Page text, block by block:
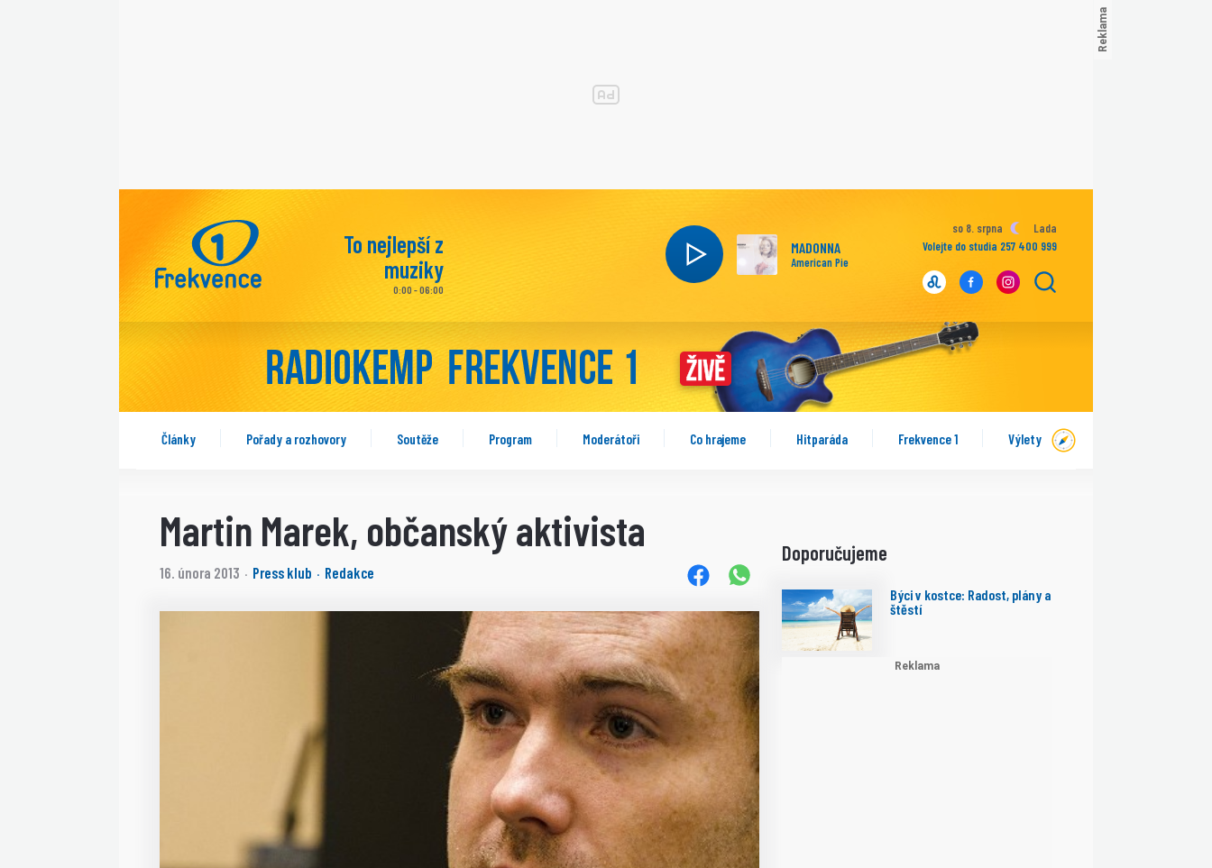
Články Pořady a rozhovory Soutěže Program Moderátoři Co hrajeme Hitparáda Frekvence 1 Výlety
MADONNA
American Pie
To nejlepší z
muziky
0:00 - 06:00
so 8. srpna
Lada
Volejte do studia 257 400 999
Martin Marek, občanský aktivista
16. února 2013 · Press klub · Redakce
Doporučujeme
Býci v kostce: Radost, plány a
štěstí